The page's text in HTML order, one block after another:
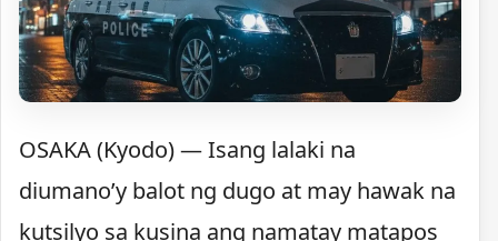
OSAKA (Kyodo) — Isang lalaki na
diumano’y balot ng dugo at may hawak na
kutsilyo sa kusina ang namatay matapos